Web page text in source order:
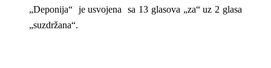
„Deponija“ je usvojena sa 13 glasova „za“ uz 2 glasa
„suzdržana“.